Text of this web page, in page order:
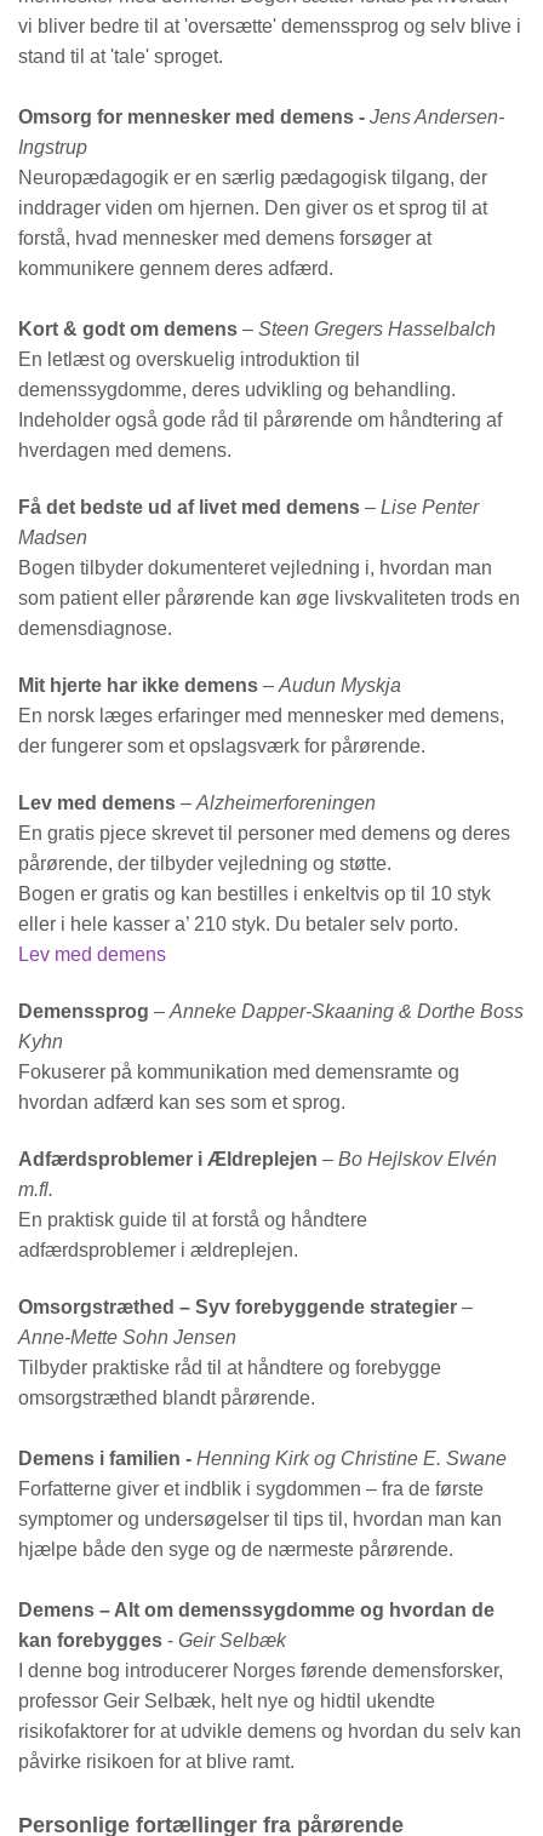
vi bliver bedre til at 'oversætte' demenssprog og selv blive i
stand til at 'tale' sproget.
Omsorg for mennesker med demens - Jens Andersen-
Ingstrup
Neuropædagogik er en særlig pædagogisk tilgang, der
inddrager viden om hjernen. Den giver os et sprog til at
forstå, hvad mennesker med demens forsøger at
kommunikere gennem deres adfærd.
Kort & godt om demens – Steen Gregers Hasselbalch
En letlæst og overskuelig introduktion til
demenssygdomme, deres udvikling og behandling.
Indeholder også gode råd til pårørende om håndtering af
hverdagen med demens.
Få det bedste ud af livet med demens – Lise Penter
Madsen
Bogen tilbyder dokumenteret vejledning i, hvordan man
som patient eller pårørende kan øge livskvaliteten trods en
demensdiagnose.
Mit hjerte har ikke demens – Audun Myskja
En norsk læges erfaringer med mennesker med demens,
der fungerer som et opslagsværk for pårørende.
Lev med demens – Alzheimerforeningen
En gratis pjece skrevet til personer med demens og deres
pårørende, der tilbyder vejledning og støtte.
Bogen er gratis og kan bestilles i enkeltvis op til 10 styk
eller i hele kasser a’ 210 styk. Du betaler selv porto.
Lev med demens
Demenssprog – Anneke Dapper-Skaaning & Dorthe Boss
Kyhn
Fokuserer på kommunikation med demensramte og
hvordan adfærd kan ses som et sprog.
Adfærdsproblemer i Ældreplejen – Bo Hejlskov Elvén
m.fl.
En praktisk guide til at forstå og håndtere
adfærdsproblemer i ældreplejen.
Omsorgstræthed – Syv forebyggende strategier –
Anne-Mette Sohn Jensen
Tilbyder praktiske råd til at håndtere og forebygge
omsorgstræthed blandt pårørende.
Demens i familien - Henning Kirk og Christine E. Swane
Forfatterne giver et indblik i sygdommen – fra de første
symptomer og undersøgelser til tips til, hvordan man kan
hjælpe både den syge og de nærmeste pårørende.
Demens – Alt om demenssygdomme og hvordan de
kan forebygges - Geir Selbæk
I denne bog introducerer Norges førende demensforsker,
professor Geir Selbæk, helt nye og hidtil ukendte
risikofaktorer for at udvikle demens og hvordan du selv kan
påvirke risikoen for at blive ramt.
Personlige fortællinger fra pårørende